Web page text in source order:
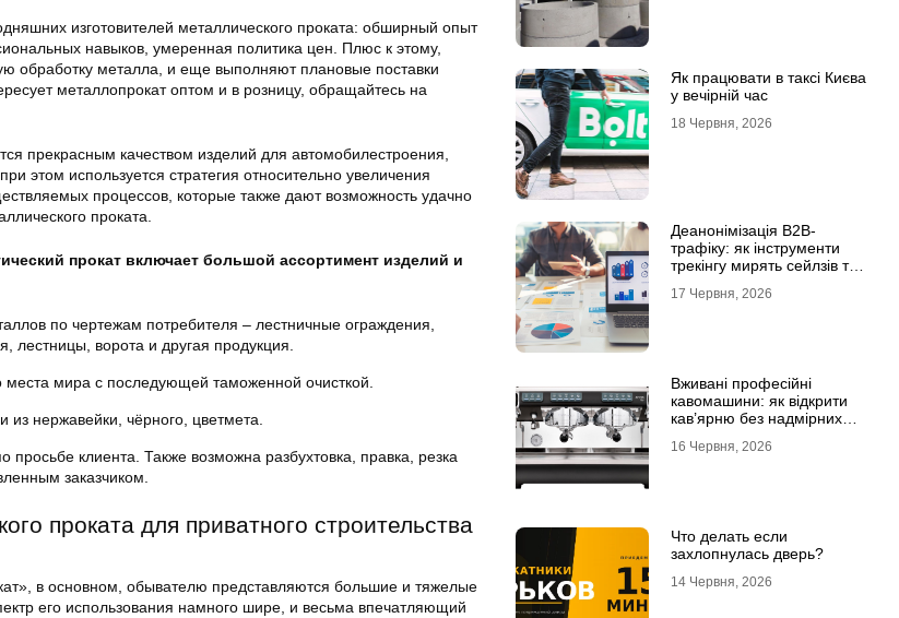
изготовителей металлического проката: обширный опыт
навыков, умеренная политика цен. Плюс к этому,
обработку металла, и еще выполняют плановые поставки
металлопрокат оптом и в розницу, обращайтесь на
прекрасным качеством изделий для автомобилестроения,
этом используется стратегия относительно увеличения
процессов, которые также дают возможность удачно
проката.
прокат включает большой ассортимент изделий и
по чертежам потребителя – лестничные ограждения,
лестницы, ворота и другая продукция.
места мира с последующей таможенной очисткой.
из нержавейки, чёрного, цветмета.
просьбе клиента. Также возможна разбухтовка, правка, резка
заказчиком.
проката для приватного строительства
в основном, обывателю представляются большие и тяжелые
его использования намного шире, и весьма впечатляющий
Як працювати в таксі Києва
у вечірній час
18 Червня, 2026
Деанонімізація B2B-
трафіку: як інструменти
трекінгу мирять сейлзів та
17 Червня, 2026
Вживані професійні
кавомашини: як відкрити
кав’ярню без надмірних
16 Червня, 2026
Что делать если
захлопнулась дверь?
14 Червня, 2026